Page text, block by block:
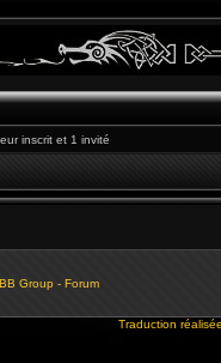
inscrit et 1 invité
Group - Forum
Traduction